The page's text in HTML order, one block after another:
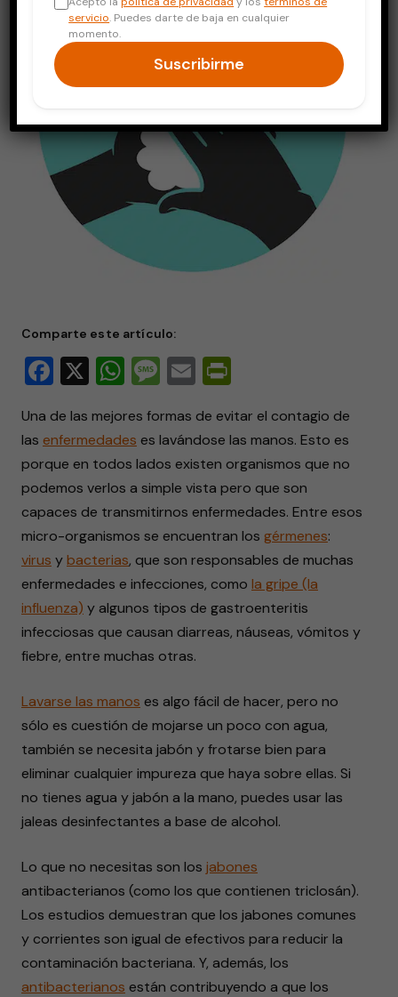
Comparte este artículo:
Facebook
X WhatsApp
Message
Email
Una de las mejores formas de evitar el contagio de
las enfermedades es lavándose las manos. Esto es
porque en todos lados existen organismos que no
podemos verlos a simple vista pero que son
capaces de transmitirnos enfermedades. Entre esos
micro-organismos se encuentran los gérmenes:
virus ybacterias, que son responsables de muchas
enfermedades e infecciones, como la gripe (la
influenza) y algunos tipos de gastroenteritis
infecciosas que causan diarreas, náuseas, vómitos y
fiebre, entre muchas otras.
Lavarse las manos es algo fácil de hacer, pero no
sólo es cuestión de mojarse un poco con agua,
también se necesita jabón y frotarse bien para
eliminar cualquier impureza que haya sobre ellas. Si
no tienes agua y jabón a la mano, puedes usar las
jaleas desinfectantes a base de alcohol.
Lo que no necesitas son los jabones
antibacterianos (como los que contienen triclosán).
Los estudios demuestran que los jabones comunes
y corrientes son igual de efectivos para reducir la
contaminación bacteriana. Y, además, los
antibacterianos están contribuyendo a que los
servicio. Puedes darte de baja en cualquier
momento.
Suscribirme